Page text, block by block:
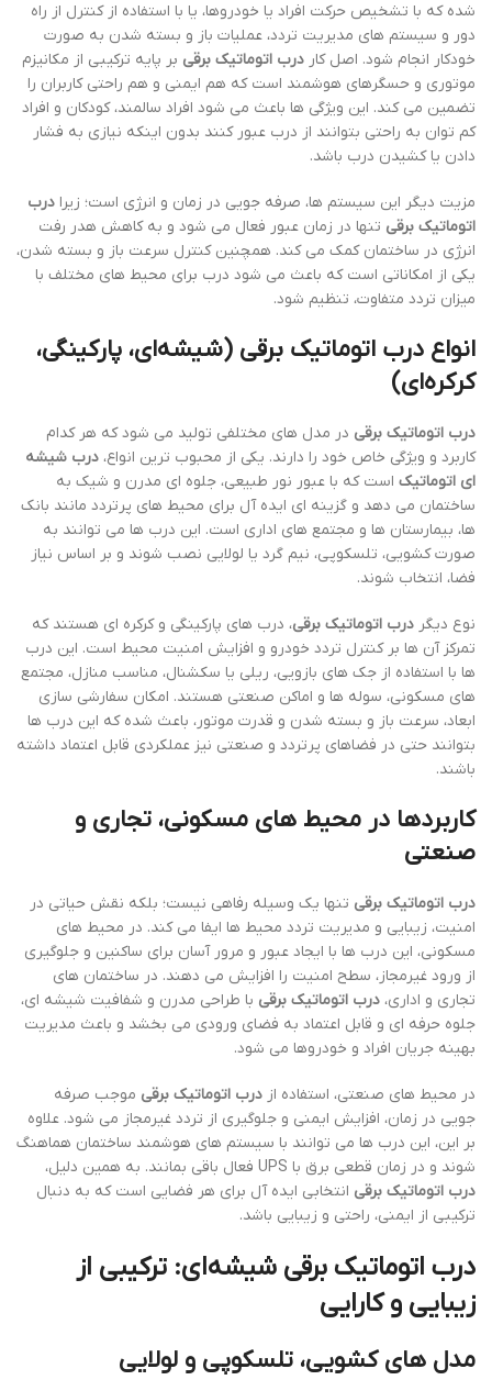
شده که با تشخیص حرکت افراد یا خودروها، یا با استفاده از کنترل از راه
دور و سیستم های مدیریت تردد، عملیات باز و بسته شدن به صورت
خودکار انجام شود. اصل کار درب اتوماتیک برقی بر پایه ترکیبی از مکانیزم
موتوری و حسگرهای هوشمند است که هم ایمنی و هم راحتی کاربران را
تضمین می کند. این ویژگی ها باعث می شود افراد سالمند، کودکان و افراد
کم توان به راحتی بتوانند از درب عبور کنند بدون اینکه نیازی به فشار
دادن یا کشیدن درب باشد.
مزیت دیگر این سیستم ها، صرفه جویی در زمان و انرژی است؛ زیرا درب
اتوماتیک برقی تنها در زمان عبور فعال می شود و به کاهش هدر رفت
انرژی در ساختمان کمک می کند. همچنین کنترل سرعت باز و بسته شدن،
یکی از امکاناتی است که باعث می شود درب برای محیط های مختلف با
میزان تردد متفاوت، تنظیم شود.
انواع درب اتوماتیک برقی (شیشه‌ای، پارکینگی،
کرکره‌ای)
درب اتوماتیک برقی در مدل های مختلفی تولید می شود که هر کدام
کاربرد و ویژگی خاص خود را دارند. یکی از محبوب ترین انواع، درب شیشه
ای اتوماتیک است که با عبور نور طبیعی، جلوه ای مدرن و شیک به
ساختمان می دهد و گزینه ای ایده آل برای محیط های پرتردد مانند بانک
ها، بیمارستان ها و مجتمع های اداری است. این درب ها می توانند به
صورت کشویی، تلسکوپی، نیم گرد یا لولایی نصب شوند و بر اساس نیاز
فضا، انتخاب شوند.
نوع دیگر درب اتوماتیک برقی، درب های پارکینگی و کرکره ای هستند که
تمرکز آن ها بر کنترل تردد خودرو و افزایش امنیت محیط است. این درب
ها با استفاده از جک های بازویی، ریلی یا سکشنال، مناسب منازل، مجتمع
های مسکونی، سوله ها و اماکن صنعتی هستند. امکان سفارشی سازی
ابعاد، سرعت باز و بسته شدن و قدرت موتور، باعث شده که این درب ها
بتوانند حتی در فضاهای پرتردد و صنعتی نیز عملکردی قابل اعتماد داشته
باشند.
کاربردها در محیط های مسکونی، تجاری و
صنعتی
درب اتوماتیک برقی تنها یک وسیله رفاهی نیست؛ بلکه نقش حیاتی در
امنیت، زیبایی و مدیریت تردد محیط ها ایفا می کند. در محیط های
مسکونی، این درب ها با ایجاد عبور و مرور آسان برای ساکنین و جلوگیری
از ورود غیرمجاز، سطح امنیت را افزایش می دهند. در ساختمان های
تجاری و اداری، درب اتوماتیک برقی با طراحی مدرن و شفافیت شیشه ای،
جلوه حرفه ای و قابل اعتماد به فضای ورودی می بخشد و باعث مدیریت
بهینه جریان افراد و خودروها می شود.
در محیط های صنعتی، استفاده از درب اتوماتیک برقی موجب صرفه
جویی در زمان، افزایش ایمنی و جلوگیری از تردد غیرمجاز می شود. علاوه
بر این، این درب ها می توانند با سیستم های هوشمند ساختمان هماهنگ
شوند و در زمان قطعی برق با UPS فعال باقی بمانند. به همین دلیل،
درب اتوماتیک برقی انتخابی ایده آل برای هر فضایی است که به دنبال
ترکیبی از ایمنی، راحتی و زیبایی باشد.
درب اتوماتیک برقی شیشه‌ای: ترکیبی از
زیبایی و کارایی
مدل های کشویی، تلسکوپی و لولایی